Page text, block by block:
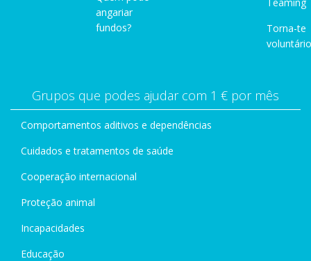
angariar
fundos?
Torna-te
Grupos que podes ajudar com 1 € por mês
Comportamentos aditivos e dependências
Cuidados e tratamentos de saúde
Cooperação internacional
Proteção animal
Incapacidades
Educação